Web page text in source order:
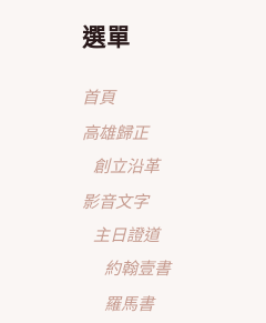
選單
首頁
高雄歸正
創立沿革
影音文字
主日證道
約翰壹書
羅馬書